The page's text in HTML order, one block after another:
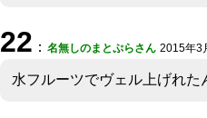
22 ： 名無しのまとぷらさん 2015年3
水フルーツでヴェル上げれた